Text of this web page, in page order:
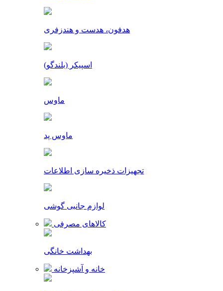
هدفون، هدست و هندزفری
اسپیکر (بلندگو)
ماوس
ماوس پد
تجهیزات ذخیره سازی اطلاعات
لوازم جانبی گوشی
کالاهای مصرفی
بهداشت خانگی
خانه و آشپزخانه